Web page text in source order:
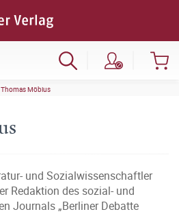
Thomas Möbius
und Sozialwissenschaftler
Redaktion des sozial- und
Journals „Berliner Debatte